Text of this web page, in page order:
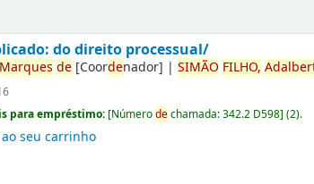
do direito processual/
Marques de [Coordenador] |SIMÃO FILHO,
para empréstimo: [Númerodechamada:342.2 D598](2).
seu carrinho